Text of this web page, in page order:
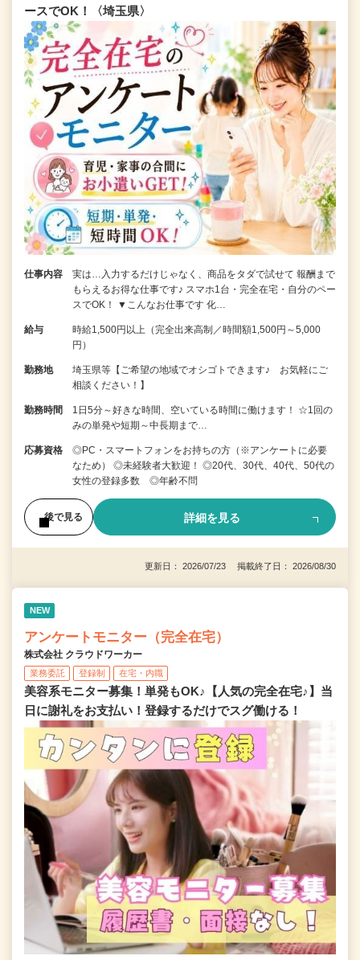
ースでOK！〈埼玉県〉
仕事内容
実は…入力するだけじゃなく、商品をタダで試せて 報酬まで
もらえるお得な仕事です♪ スマホ1台・完全在宅・自分のペー
スでOK！ ▼こんなお仕事です 化…
給与
時給1,500円以上（完全出来高制／時間額1,500円～5,000
円）
勤務地
埼玉県等【ご希望の地域でオシゴトできます♪ お気軽にご
相談ください！】
勤務時間
1日5分～好きな時間、空いている時間に働けます！ ☆1回の
みの単発や短期～中長期まで…
応募資格
◎PC・スマートフォンをお持ちの方（※アンケートに必要
なため） ◎未経験者大歓迎！ ◎20代、30代、40代、50代の
女性の登録多数 ◎年齢不問
後で見る 詳細を見る
更新日： 2026/07/23 掲載終了日： 2026/08/30
NEW
アンケートモニター（完全在宅）
株式会社 クラウドワーカー
業務委託 登録制 在宅・内職
美容系モニター募集！単発もOK♪【人気の完全在宅♪】当
日に謝礼をお支払い！登録するだけでスグ働ける！